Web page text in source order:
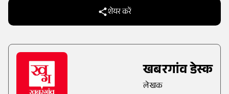
शेयर करें
खबरगांव डेस्क
लेखक